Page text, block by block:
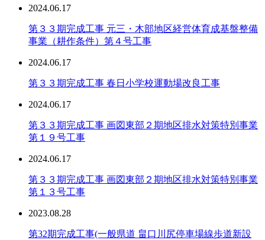
2024.06.17
第３３期完成工事 元三・木部地区経営体育成基盤整備
事業（耕作条件）第４号工事
2024.06.17
第３３期完成工事 春日小学校運動場改良工事
2024.06.17
第３３期完成工事 画図東部２期地区排水対策特別事業
第１９号工事
2024.06.17
第３３期完成工事 画図東部２期地区排水対策特別事業
第１３号工事
2023.08.28
第32期完成工事(一般県道 畠口川尻停車場線歩道新設